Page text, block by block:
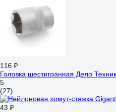
116 ₽
Головка шестигранная Дело
5
(27)
43 ₽